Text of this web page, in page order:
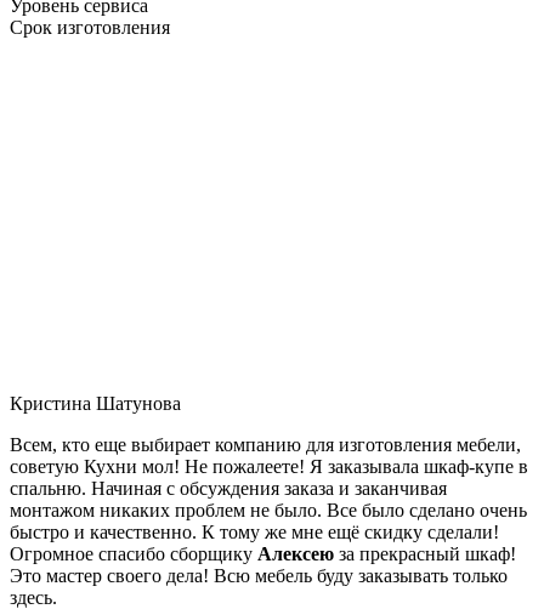
Уровень сервиса
Срок изготовления
Кристина Шатунова
Всем, кто еще выбирает компанию для изготовления мебели,
советую Кухни мол! Не пожалеете! Я заказывала шкаф-купе в
спальню. Начиная с обсуждения заказа и заканчивая
монтажом никаких проблем не было. Все было сделано очень
быстро и качественно. К тому же мне ещё скидку сделали!
Огромное спасибо сборщику Алексею за прекрасный шкаф!
Это мастер своего дела! Всю мебель буду заказывать только
здесь.